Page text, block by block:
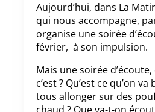
Aujourd’hui, dans La
qui nous accompagne,
organise une soirée
février, à son impulsion.
Mais une soirée d’écoute,
c’est ? Qu’est ce qu’on
tous allonger sur des